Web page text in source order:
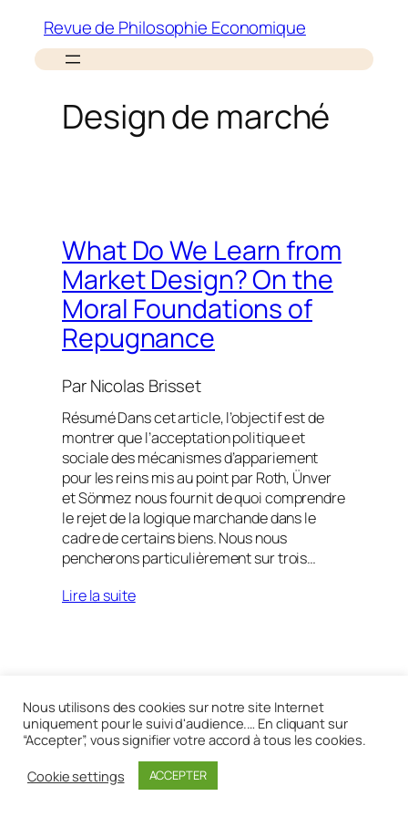
contenu
Revue de Philosophie Economique
Design de marché
What Do We Learn from
Market Design? On the
Moral Foundations of
Repugnance
ParNicolas Brisset
Résumé Dans cet article, l’objectif est de
montrer que l’acceptation politique et
sociale des mécanismes d’appariement
pour les reins mis au point par Roth, Ünver
et Sönmez nous fournit de quoi comprendre
le rejet de la logique marchande dans le
cadre de certains biens. Nous nous
pencherons particulièrement sur trois…
Lire la suite
Nous utilisons des cookies sur notre site Internet
uniquement pour le suivi d'audience.… En cliquant sur
“Accepter”, vous signifier votre accord à tous les cookies.
Cookie settings
ACCEPTER